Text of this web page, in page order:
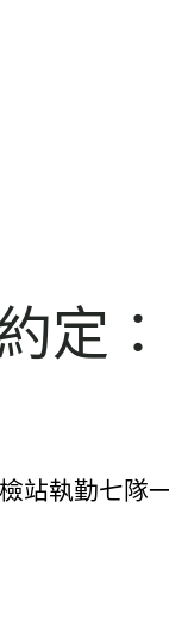
定
站執勤七隊